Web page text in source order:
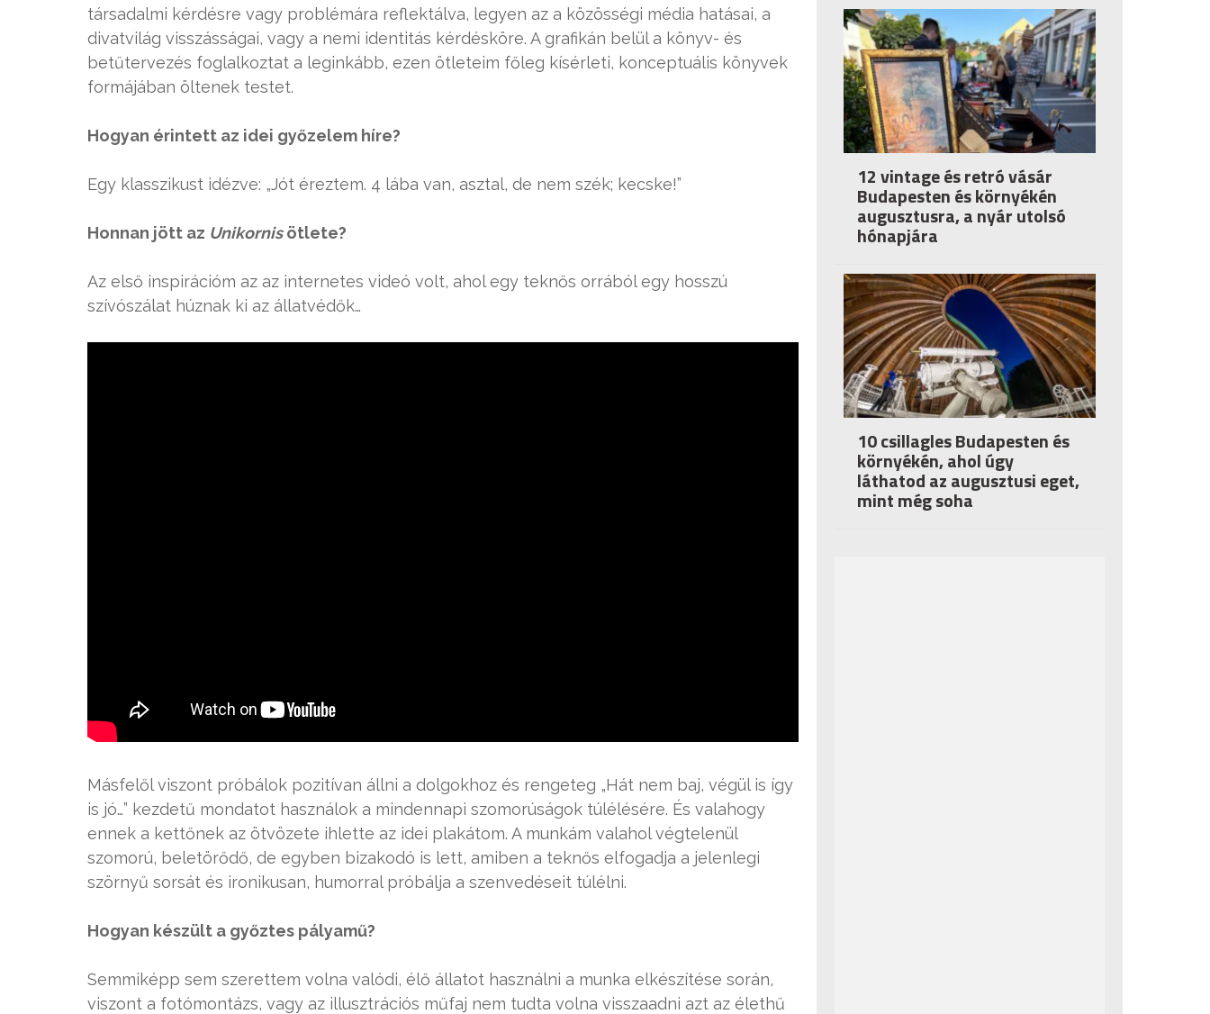
társadalmi kérdésre vagy problémára reflektálva, legyen az a közösségi média hatásai, a
divatvilág visszásságai, vagy a nemi identitás kérdésköre. A grafikán belül a könyv- és
betűtervezés foglalkoztat a leginkább, ezen ötleteim főleg kísérleti, konceptuális könyvek
formájában öltenek testet.
Hogyan érintett az idei győzelem híre?
Egy klasszikust idézve: „Jót éreztem. 4 lába van, asztal, de nem szék; kecske!”
Honnan jött az Unikornisötlete?
Az első inspirációm az az internetes videó volt, ahol egy teknős orrából egy hosszú
szívószálat húznak ki az állatvédők…
Másfelől viszont próbálok pozitívan állni a dolgokhoz és rengeteg „Hát nem baj, végül is így
is jó…” kezdetű mondatot használok a mindennapi szomorúságok túlélésére. És valahogy
ennek a kettőnek az ötvözete ihlette az idei plakátom. A munkám valahol végtelenül
szomorú, beletörődő, de egyben bizakodó is lett, amiben a teknős elfogadja a jelenlegi
szörnyű sorsát és ironikusan, humorral próbálja a szenvedéseit túlélni.
Hogyan készült a győztes pályamű?
Semmiképp sem szerettem volna valódi, élő állatot használni a munka elkészítése során,
viszont a fotómontázs, vagy az illusztrációs műfaj nem tudta volna visszaadni azt az élethű
12 vintage és retró vásár
Budapesten és környékén
augusztusra, a nyár utolsó
hónapjára
10 csillagles Budapesten és
környékén, ahol úgy
láthatod az augusztusi eget,
mint még soha